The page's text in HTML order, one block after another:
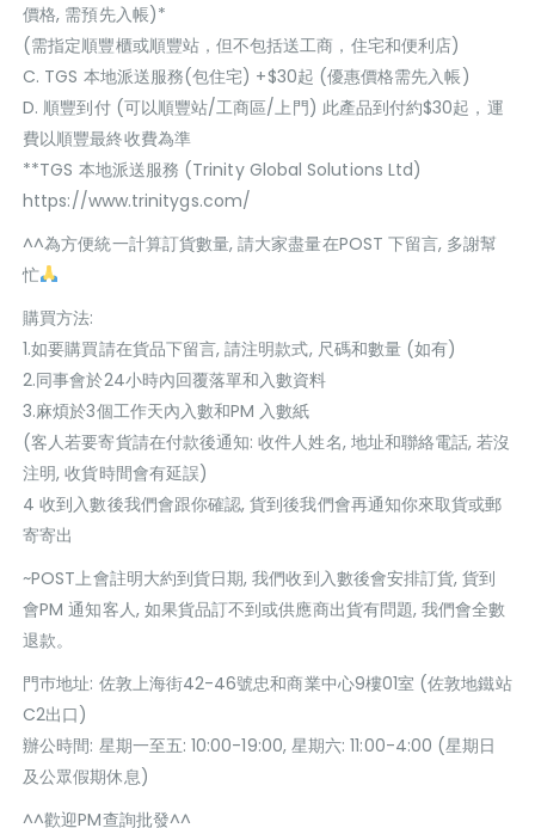
價格, 需預先入帳)*
(需指定順豐櫃或順豐站，但不包括送工商，住宅和便利店)
C. TGS 本地派送服務(包住宅) +$30起 (優惠價格需先入帳)
D. 順豐到付 (可以順豐站/工商區/上門) 此產品到付約$30起，運
費以順豐最終收費為準
**TGS 本地派送服務 (Trinity Global Solutions Ltd)
https://www.trinitygs.com/
^^為方便統一計算訂貨數量, 請大家盡量在POST 下留言, 多謝幫
忙
購買方法:
1.如要購買請在貨品下留言, 請注明款式, 尺碼和數量 (如有)
2.同事會於24小時內回覆落單和入數資料
3.麻煩於3個工作天內入數和PM 入數紙
(客人若要寄貨請在付款後通知: 收件人姓名, 地址和聯絡電話, 若沒
注明, 收貨時間會有延誤)
4 收到入數後我們會跟你確認, 貨到後我們會再通知你來取貨或郵
寄寄出
~POST上會註明大約到貨日期, 我們收到入數後會安排訂貨, 貨到
會PM 通知客人, 如果貨品訂不到或供應商出貨有問題, 我們會全數
退款。
門巿地址: 佐敦上海街42-46號忠和商業中心9樓01室 (佐敦地鐵站
C2出口)
辦公時間: 星期一至五: 10:00-19:00, 星期六: 11:00-4:00 (星期日
及公眾假期休息)
^^歡迎PM查詢批發^^